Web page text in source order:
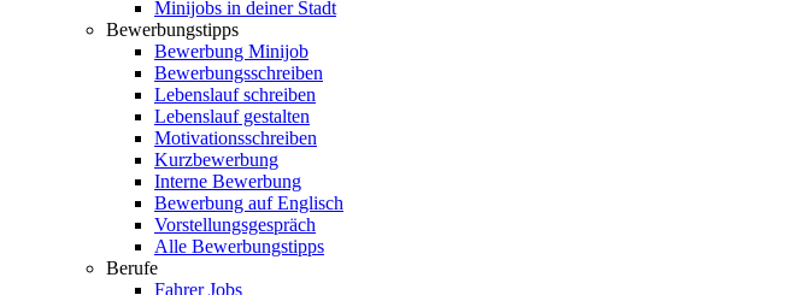
Minijobs in deiner Stadt
Bewerbungstipps
Bewerbung Minijob
Bewerbungsschreiben
Lebenslauf schreiben
Lebenslauf gestalten
Motivationsschreiben
Kurzbewerbung
Interne Bewerbung
Bewerbung auf Englisch
Vorstellungsgespräch
Alle Bewerbungstipps
Berufe
Fahrer Jobs